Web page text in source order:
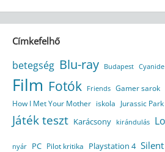
Címkefelhő
betegség Blu-ray Budapest
Film Fotók Friends Gamer sarok
How I Met Your Mother iskola Jurassic Park
Játék teszt Karácsony kirándulás
nyár PC Pilot kritika Playstation 4